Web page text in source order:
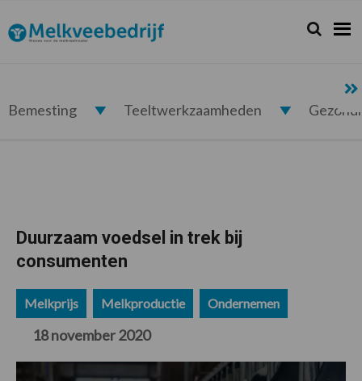
de
hoofdnavigatie
de
hoofd
de
eerste
de
voettekst
Melkveebedrijf.nl Zoeken...
Zoek
Bemesting Teeltwerkzaamheden
Duurzaam voedsel in trek bij
consumenten
Melkprijs Melkproductie Ondernemen
18 november 2020